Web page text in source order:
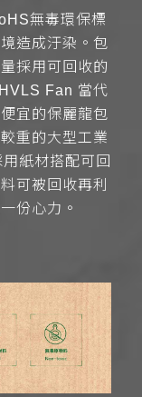
無毒環保標
造成汙染。包
採用可回收的
Fan 當代
宜的保麗龍包
重的大型工業
紙材搭配可回
可被回收再利
份心力。